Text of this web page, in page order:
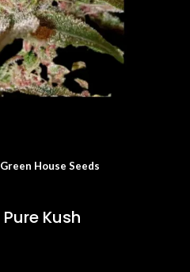
Green House Seeds
Kush